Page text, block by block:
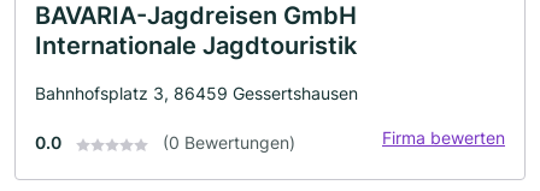
BAVARIA-Jagdreisen GmbH
Internationale Jagdtouristik
Bahnhofsplatz 3, 86459 Gessertshausen
0.0 (0 Bewertungen) Firma bewerten